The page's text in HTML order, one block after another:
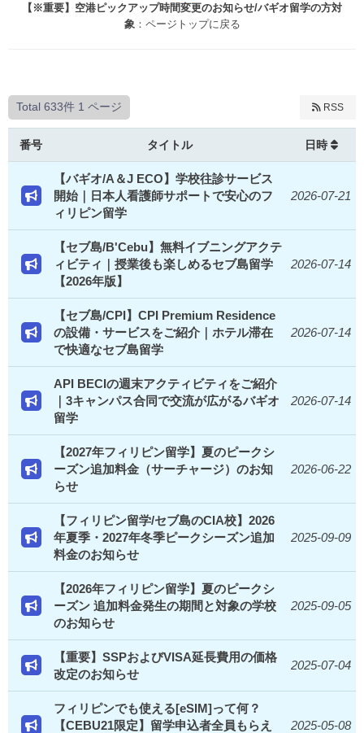
【※重要】空港ピックアップ時間変更のお知らせ/バギオ留学の方対
象 ：ページトップに戻る
Total 633件 1 ページ RSS
番号 タイトル 日時
【バギオ/A＆J ECO】学校往診サービス
開始｜日本人看護師サポートで安心のフ
ィリピン留学
2026-07-21
【セブ島/B'Cebu】無料イブニングアクテ
ィビティ｜授業後も楽しめるセブ島留学
【2026年版】
2026-07-14
【セブ島/CPI】CPI Premium Residence
の設備・サービスをご紹介｜ホテル滞在
で快適なセブ島留学
2026-07-14
API BECIの週末アクティビティをご紹介
｜3キャンパス合同で交流が広がるバギオ
留学
2026-07-14
【2027年フィリピン留学】夏のピークシ
ーズン追加料金（サーチャージ）のお知
らせ
2026-06-22
【フィリピン留学/セブ島のCIA校】2026
年夏季・2027年冬季ピークシーズン追加
料金のお知らせ
2025-09-09
【2026年フィリピン留学】夏のピークシ
ーズン 追加料金発生の期間と対象の学校
のお知らせ
2025-09-05
【重要】SSPおよびVISA延長費用の価格
改定のお知らせ
2025-07-04
フィリピンでも使える[eSIM]って何？
【CEBU21限定】留学申込者全員もらえ
2025-05-08